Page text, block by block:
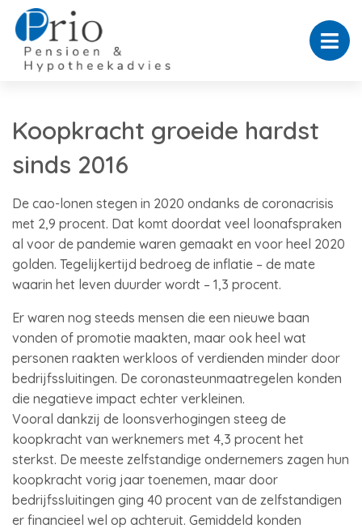
Koopkracht groeide hardst
sinds 2016
De cao-lonen stegen in 2020 ondanks de coronacrisis
met 2,9 procent. Dat komt doordat veel loonafspraken
al voor de pandemie waren gemaakt en voor heel 2020
golden. Tegelijkertijd bedroeg de inflatie – de mate
waarin het leven duurder wordt – 1,3 procent.
Er waren nog steeds mensen die een nieuwe baan
vonden of promotie maakten, maar ook heel wat
personen raakten werkloos of verdienden minder door
bedrijfssluitingen. De coronasteunmaatregelen konden
die negatieve impact echter verkleinen.
Vooral dankzij de loonsverhogingen steeg de
koopkracht van werknemers met 4,3 procent het
sterkst. De meeste zelfstandige ondernemers zagen hun
koopkracht vorig jaar toenemen, maar door
bedrijfssluitingen ging 40 procent van de zelfstandigen
er financieel wel op achteruit. Gemiddeld konden